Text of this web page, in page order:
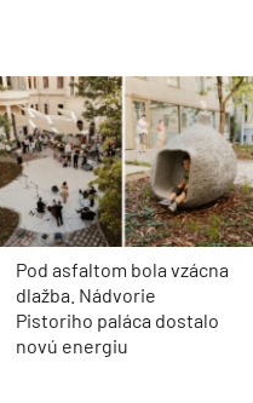
Toto je dokonalé miesto na
útek z civilizácie! Rodina si
v prírode vytvorila útulný
domček na oddych a
načerpanie síl
Môj dom